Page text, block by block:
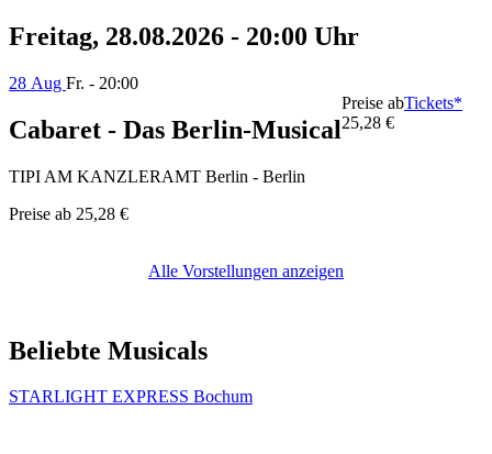
Freitag, 28.08.2026 - 20:00 Uhr
28 Aug Fr. - 20:00
Cabaret - Das Berlin-Musical
TIPI AM KANZLERAMT Berlin - Berlin
Preise ab 25,28 €
Preise ab
25,28 €
Tickets*
Alle Vorstellungen anzeigen
Beliebte Musicals
STARLIGHT EXPRESS Bochum